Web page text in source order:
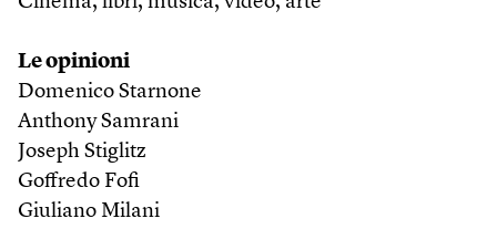
Le opinioni
Domenico Starnone
Anthony Samrani
Joseph Stiglitz
Goffredo Fofi
Giuliano Milani